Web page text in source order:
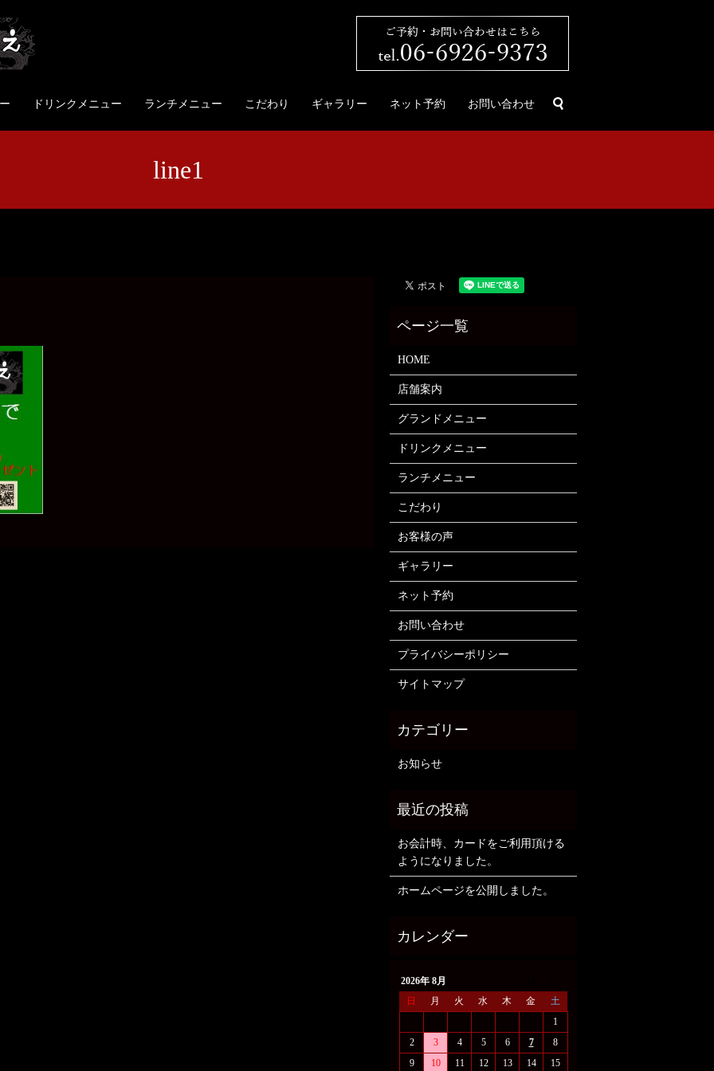
ドリンクメニュー ランチメニュー こだわり ギャラリー ネット予約 お問い合わせ
line1
HOME
店舗案内
グランドメニュー
ドリンクメニュー
ランチメニュー
こだわり
お客様の声
ギャラリー
ネット予約
お問い合わせ
プライバシーポリシー
サイトマップ
お知らせ
お会計時、カードをご利用頂ける
ようになりました。
ホームページを公開しました。
2026年 8月
日
月 火 水 木 金
土
1
2
3 4 5 6 7
8
9
10 11 12 13 14 15